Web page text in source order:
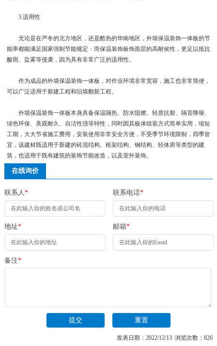
3.适用性
无论是在严冬的北方地区，还是酷热的华南地区，外墙保温装饰一体板的节
能率都能满足国家强制节能规定：而保温装饰板饰面层的高耐侯性，更足以抵抗
酸雨、盐雾等侵袭，因为具有非常广泛的适用性。
作为成品的外墙保温装饰一体板，对作业环境非常宽容，施工也非常简便，
可以广泛适用于新建工程和旧墙翻新工程。
外墙保温装饰一体板本身具备保温隔热、防水阻燃、轻质抗裂、隔音降噪、
绿色环保、美观耐久、自洁性强等特性，同时因其板体组装方式简单实用，缩短
工期，大大节省施工费用，安装使用非常安全方便，不受季节环境限制，四季皆
宜，该建材既适用于新建的砖混结构、框架结构、钢结构、轻体房等类型的建
筑，也适用于既有建筑的装饰节能改造，以及室外装饰。
在线询价
联系人* 联系电话*
地址* 邮箱*
备注*
发表日期：2022/12/13 浏览次数：826